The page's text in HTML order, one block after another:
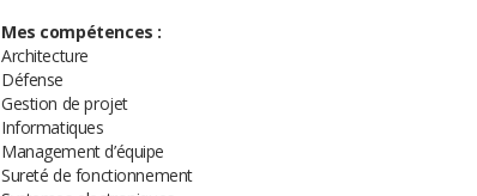
Mes compétences :
Architecture
Défense
Gestion de projet
Informatiques
Management d’équipe
Sureté de fonctionnement